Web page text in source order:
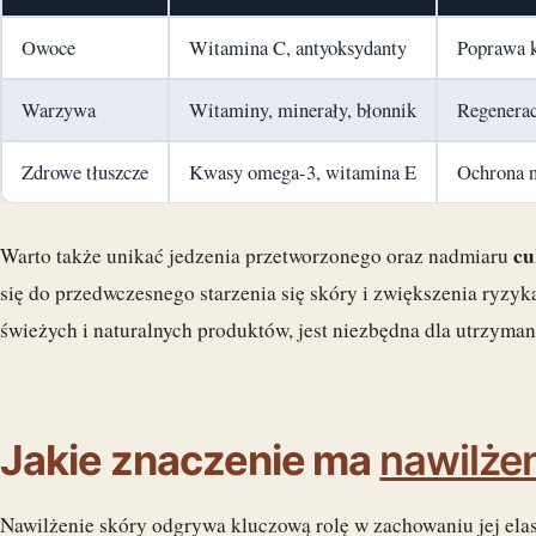
Owoce Witamina C, antyoksydanty Poprawa
Warzywa Witaminy, minerały, błonnik
Zdrowe tłuszcze Kwasy omega-3, witamina E Ochrona
Warto także unikać jedzenia przetworzonego oraz nadmiaru
się do przedwczesnego starzenia się skóry i zwiększenia
świeżych i naturalnych produktów, jest niezbędna dla
Jakie znaczenie ma
Nawilżenie skóry odgrywa kluczową rolę w zachowaniu jej